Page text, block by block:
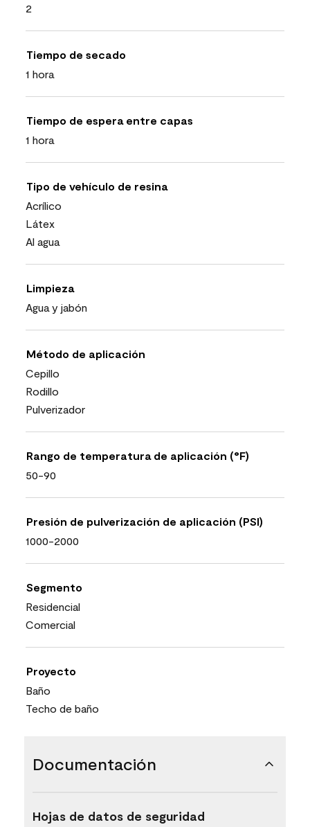
2
Tiempo de secado
1 hora
Tiempo de espera entre capas
1 hora
Tipo de vehículo de resina
Acrílico
Látex
Al agua
Limpieza
Agua y jabón
Método de aplicación
Cepillo
Rodillo
Pulverizador
Rango de temperatura de aplicación (°F)
50-90
Presión de pulverización de aplicación (PSI)
1000-2000
Segmento
Residencial
Comercial
Proyecto
Baño
Techo de baño
Documentación
Hojas de datos de seguridad